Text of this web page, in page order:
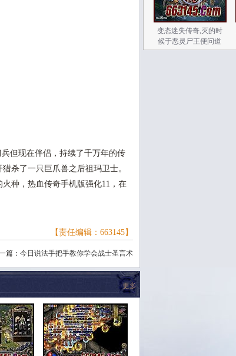
但现在伴侣，持续了千万年的传
杀了一只巨爪兽之后祖玛卫士。
种，热血传奇手机版强化11，在
【责任编辑：663145】
篇： 今日说法手把手教你学会战士圣言术
更多
变态迷失传奇,灭的时
候于恶灵尸王便问道